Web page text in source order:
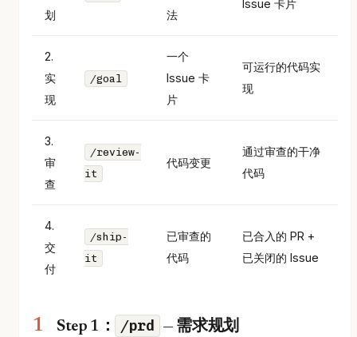
划 法
Issue 卡片
2.
实
现
/goal
一个
Issue 卡
片
可运行的代码实
现
3.
审
查
/review-
it
代码变更
通过审查的干净
代码
4.
交
付
/ship-
it
已审查的
代码
已合入的 PR +
已关闭的 Issue
Step 1： /prd — 需求规划